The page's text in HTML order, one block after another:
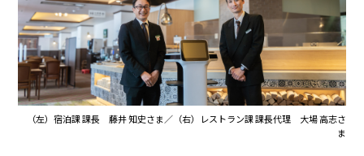
サステナビリティ
会社情報
（左）宿泊課 課長 藤井 知史さま／（右）レストラン課 課長代理 大場 高志さ
ま